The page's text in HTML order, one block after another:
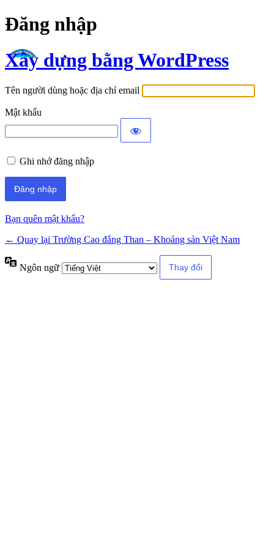
Đăng nhập
Xây dựng bằng WordPress
Tên người dùng hoặc địa chỉ email
Mật khẩu
Ghi nhớ đăng nhập
Bạn quên mật khẩu?
← Quay lại Trường Cao đẳng Than – Khoáng sản Việt Nam
Ngôn ngữ